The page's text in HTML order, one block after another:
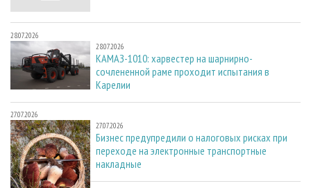
28.07.2026
28.07.2026
КАМАЗ-1010: харвестер на шарнирно-
сочлененной раме проходит испытания в
Карелии
27.07.2026
27.07.2026
Бизнес предупредили о налоговых рисках при
переходе на электронные транспортные
накладные